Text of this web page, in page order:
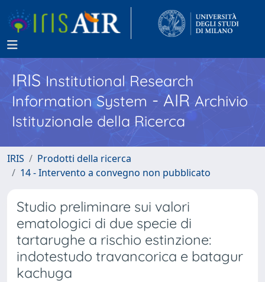
IRISInstitutional Research
Information System - AIR Archivio
Istituzionale della Ricerca
IRIS
Prodotti della ricerca
14 - Intervento a convegno non pubblicato
Studio preliminare sui valori
ematologici di due specie di
tartarughe a rischio estinzione:
indotestudo travancorica e batagur
kachuga